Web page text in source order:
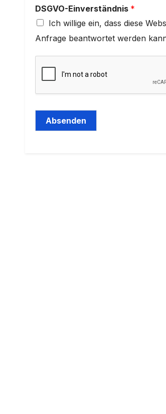
v
e
s
n
s
S
DSGVO-Einverständnis *
Ich willige ein, dass diese
Anfrage beantwortet werden
Absenden